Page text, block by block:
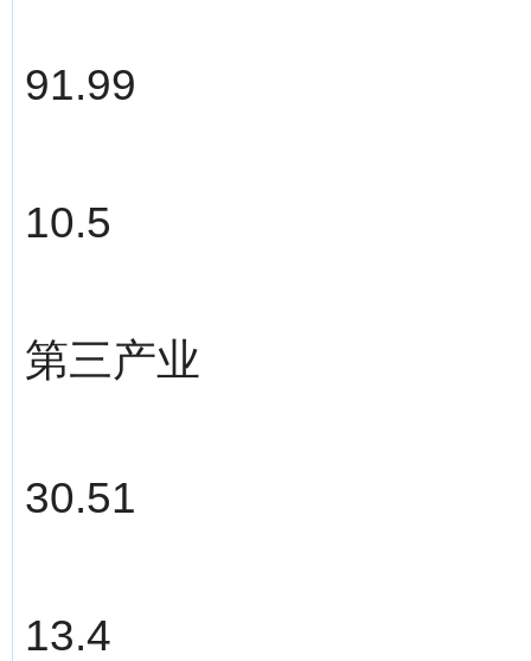
91.99
10.5
第三产业
30.51
13.4